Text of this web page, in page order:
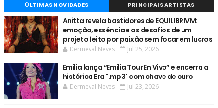
ÚLTIMAS NOVIDADES PRINCIPAIS ARTISTAS
Anitta revela bastidores de EQUILIBRIVM:
emoção, essência e os desafios de um
projeto feito por paixão sem focar em lucros
Dermeval Neves Jul 25, 2026
Emilia lança “Emilia Tour En Vivo” e encerra a
histórica Era ".mp3" com chave de ouro
Dermeval Neves Jul 23, 2026